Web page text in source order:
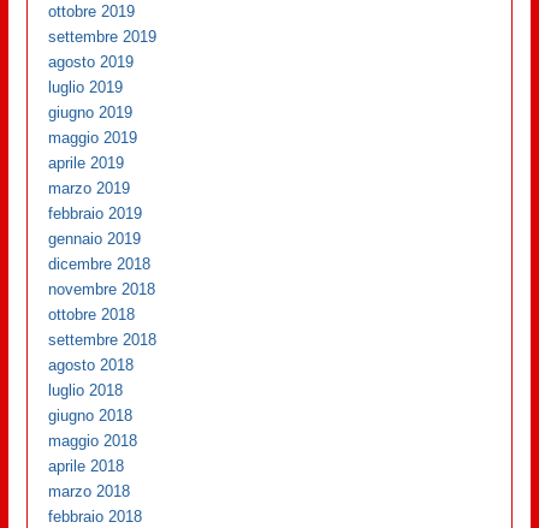
ottobre 2019
settembre 2019
agosto 2019
luglio 2019
giugno 2019
maggio 2019
aprile 2019
marzo 2019
febbraio 2019
gennaio 2019
dicembre 2018
novembre 2018
ottobre 2018
settembre 2018
agosto 2018
luglio 2018
giugno 2018
maggio 2018
aprile 2018
marzo 2018
febbraio 2018